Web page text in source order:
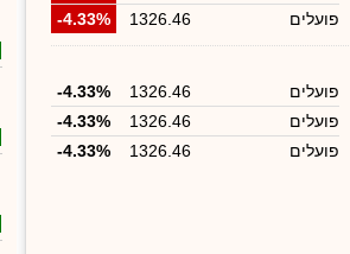
פועלים
1326.46
-4.33%
פועלים 1326.46
-4.33%
פועלים
1326.46
-4.33%
פועלים
1326.46
-4.33%